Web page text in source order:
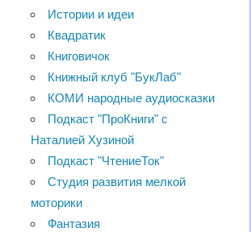
Истории и идеи
Квадратик
Книговичок
Книжный клуб "БукЛаб"
КОМИ народные аудиосказки
Подкаст "ПроКниги" с
Наталией Хузиной
Подкаст "ЧтениеТок"
Студия развития мелкой
моторики
Фантазия